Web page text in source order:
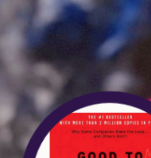
www.instagram.com/radostna